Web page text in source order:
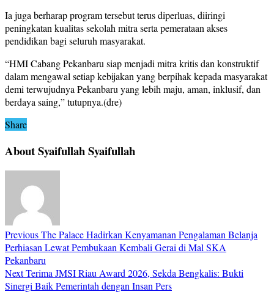
Ia juga berharap program tersebut terus diperluas, diiringi
peningkatan kualitas sekolah mitra serta pemerataan akses
pendidikan bagi seluruh masyarakat.
“HMI Cabang Pekanbaru siap menjadi mitra kritis dan konstruktif
dalam mengawal setiap kebijakan yang berpihak kepada masyarakat
demi terwujudnya Pekanbaru yang lebih maju, aman, inklusif, dan
berdaya saing,” tutupnya.(dre)
Share
About Syaifullah Syaifullah
PreviousThe Palace Hadirkan Kenyamanan Pengalaman Belanja
Perhiasan Lewat Pembukaan Kembali Gerai di Mal SKA
Pekanbaru
NextTerima JMSI Riau Award 2026, Sekda Bengkalis: Bukti
Sinergi Baik Pemerintah dengan Insan Pers